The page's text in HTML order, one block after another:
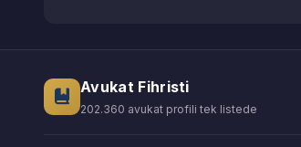
Avukat Fihristi
202.360 avukat profili tek listede